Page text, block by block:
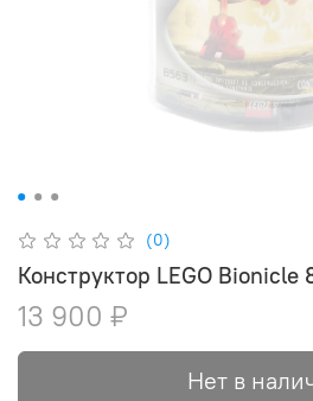
(0)
Конструктор LEGO Bionicle
13 900 ₽
Нет в